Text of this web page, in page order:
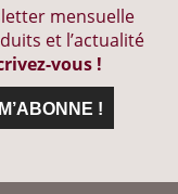
mensuelle
et l’actualité
vous !